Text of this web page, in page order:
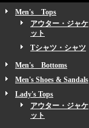
Men's Tops
アウター・ジャケ
ット
Tシャツ・シャツ
Men's Bottoms
Men's Shoes & Sandals
Lady's Tops
アウター・ジャケ
ット